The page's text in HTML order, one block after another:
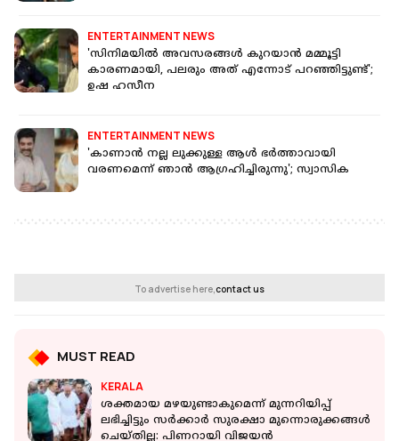
ENTERTAINMENT NEWS
'സിനിമയില്‍ അവസരങ്ങള്‍ കുറയാന്‍ മമ്മൂട്ടി
കാരണമായി, പലരും അത് എന്നോട് പറഞ്ഞിട്ടുണ്ട്';
ഉഷ ഹസീന
ENTERTAINMENT NEWS
'കാണാന്‍ നല്ല ലുക്കുള്ള ആള്‍ ഭര്‍ത്താവായി
വരണമെന്ന് ഞാന്‍ ആഗ്രഹിച്ചിരുന്നു'; സ്വാസിക
To advertise here,contact us
MUST READ
KERALA
ശക്തമായ മഴയുണ്ടാകുമെന്ന് മുന്നറിയിപ്പ്
ലഭിച്ചിട്ടും സർക്കാർ സുരക്ഷാ മുന്നൊരുക്കങ്ങൾ
ചെയ്തില്ല: പിണറായി വിജയൻ